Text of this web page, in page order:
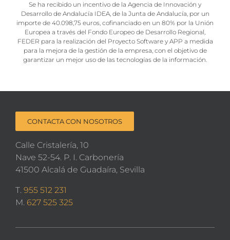
Se ha recibido un incentivo de la Agencia de Innovación y
Desarrollo de Andalucía IDEA, de la Junta de Andalucía, por un
importe de 40.098,75 euros, cofinanciado en un 80% por la Unión
Europea a través del Fondo Europeo de Desarrollo Regional,
FEDER para la realización del Proyecto Software y APP a medida
para la mejora de la gestión de la empresa, con el objetivo de
garantizar un mejor uso de las tecnologías de la información.
CONTACTA CON NOSOTROS
Calle Cristalería, 10
Nave 52-54. P. I. Carbonería
41500 Alcalá de Guadaíra, Sevilla
T. 955 512 231
M. 627 525 325